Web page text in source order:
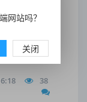
38
网站吗？
关闭